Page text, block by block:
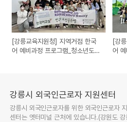
[강릉교육지원청] 지역거점 한국
어 예비과정 프로그램_청소년도전
[강
어
강릉시 외국인근로자 지원센터
강릉시 외국인근로자를 위한 외국인근로자
센터는 옛터미널 근처에 있습니다.(강원도